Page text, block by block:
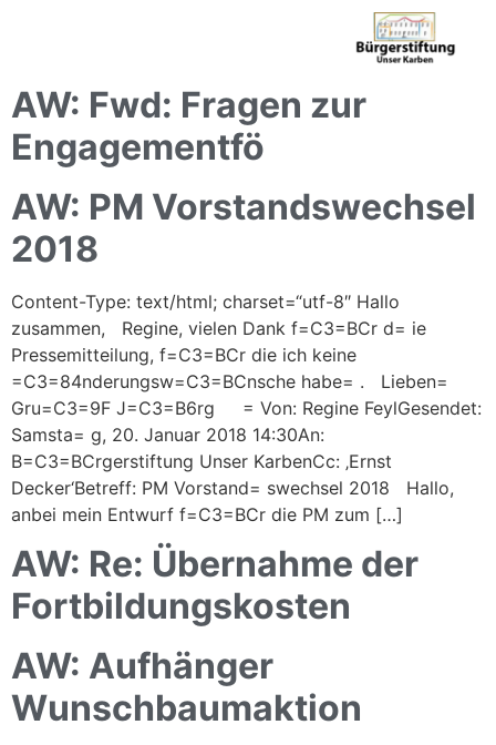
AW: Fwd: Fragen zur
Engagementfö
AW: PM Vorstandswechsel
2018
Content-Type: text/html; charset=“utf-8″ Hallo
zusammen, Regine, vielen Dank f=C3=BCr d= ie
Pressemitteilung, f=C3=BCr die ich keine
=C3=84nderungsw=C3=BCnsche habe= . Lieben=
Gru=C3=9F J=C3=B6rg = Von: Regine FeylGesendet:
Samsta= g, 20. Januar 2018 14:30An:
B=C3=BCrgerstiftung Unser KarbenCc: ‚Ernst
Decker‘Betreff: PM Vorstand= swechsel 2018 Hallo,
anbei mein Entwurf f=C3=BCr die PM zum […]
AW: Re: Übernahme der
Fortbildungskosten
AW: Aufhänger
Wunschbaumaktion